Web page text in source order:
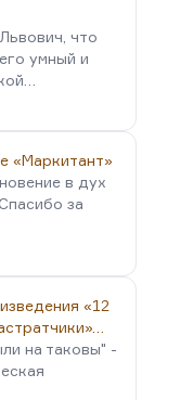
что
умный и
«Маркитант»
в дух
за
«12
на таковы" -